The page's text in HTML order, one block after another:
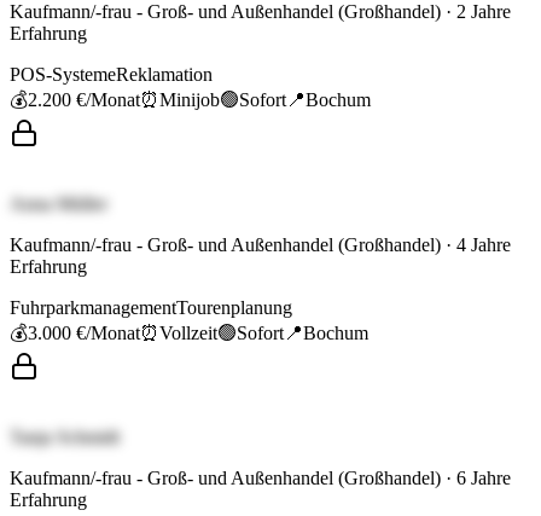
Kaufmann/-frau - Groß- und Außenhandel (Großhandel) · 2 Jahre
Erfahrung
POS-SystemeReklamation
💰2.200 €/Monat⏰Minijob🟢Sofort 📍Bochum
Anna Müller
Kaufmann/-frau - Groß- und Außenhandel (Großhandel) · 4 Jahre
Erfahrung
FuhrparkmanagementTourenplanung
💰3.000 €/Monat⏰Vollzeit🟢Sofort 📍Bochum
Tanja Schmidt
Kaufmann/-frau - Groß- und Außenhandel (Großhandel) · 6 Jahre
Erfahrung